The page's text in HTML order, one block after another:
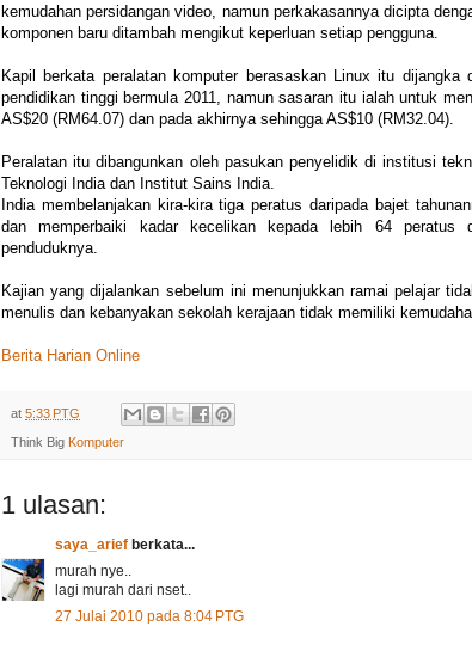
kemudahan persidangan video, namun perkakasannya dicipta
komponen baru ditambah mengikut keperluan setiap pengguna.
Kapil berkata peralatan komputer berasaskan Linux itu dijangka
pendidikan tinggi bermula 2011, namun sasaran itu ialah untuk
AS$20 (RM64.07) dan pada akhirnya sehingga AS$10 (RM32.04).
Peralatan itu dibangunkan oleh pasukan penyelidik di institusi
Teknologi India dan Institut Sains India.
India membelanjakan kira-kira tiga peratus daripada bajet
dan memperbaiki kadar kecelikan kepada lebih 64 peratus
penduduknya.
Kajian yang dijalankan sebelum ini menunjukkan ramai pelajar
menulis dan kebanyakan sekolah kerajaan tidak memiliki
Berita Harian Online
at 5:33 PTG
Think Big Komputer
1 ulasan:
saya_arief berkata...
murah nye..
lagi murah dari nset..
27 Julai 2010 pada 8:04 PTG